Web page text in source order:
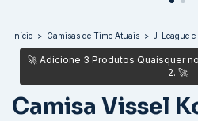
Início > Camisas de Time Atuais > J-League e
Camisa Vissel